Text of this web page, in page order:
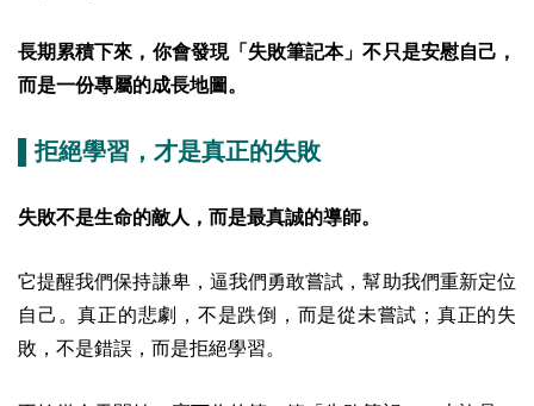
長期累積下來，你會發現「失敗筆記本」不只是安慰自己，
而是一份專屬的成長地圖。
▌拒絕學習，才是真正的失敗
失敗不是生命的敵人，而是最真誠的導師。
它提醒我們保持謙卑，逼我們勇敢嘗試，幫助我們重新定位
自己。真正的悲劇，不是跌倒，而是從未嘗試；真正的失
敗，不是錯誤，而是拒絕學習。